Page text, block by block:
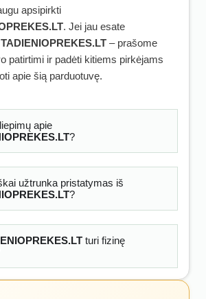
apsipirkti
. Jei jau esate
– prašome
patirtimi ir padėti kitiems pirkėjams
apie šią parduotuvę.
apie
?
užtrunka pristatymas iš
?
turi fizinę